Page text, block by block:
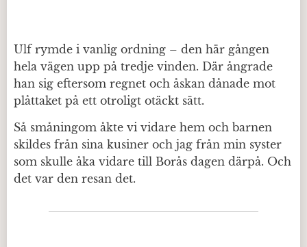
Ulf rymde i vanlig ordning – den här gången
hela vägen upp på tredje vinden. Där ångrade
han sig eftersom regnet och åskan dånade mot
plåttaket på ett otroligt otäckt sätt.
Så småningom åkte vi vidare hem och barnen
skildes från sina kusiner och jag från min syster
som skulle åka vidare till Borås dagen därpå. Och
det var den resan det.